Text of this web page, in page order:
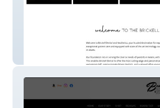
Brickell Dental Aesthetics